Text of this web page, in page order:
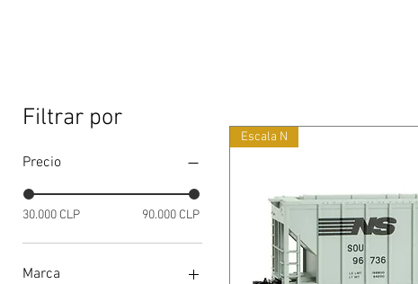
Filtrar por
Precio
30.000 CLP 90.000 CLP
Marca
Escala N